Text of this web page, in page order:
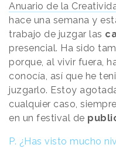
Anuario de la
hace una semana y
trabajo de juzgar las
presencial. Ha sido
porque, al vivir fuera,
conocía, así que he
juzgarlo. Estoy
cualquier caso,
en un festival de
P. ¿Has visto mucho